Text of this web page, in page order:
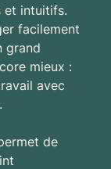
et intuitifs.
facilement
grand
mieux :
avec
de